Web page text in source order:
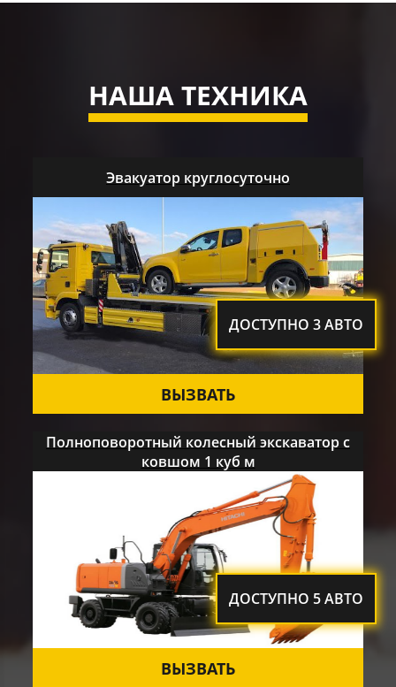
НАША ТЕХНИКА
ДОСТУПНО 3 АВТО
Эвакуатор круглосуточно
ВЫЗВАТЬ
ДОСТУПНО 5 АВТО
Полноповоротный колесный экскаватор с
ковшом 1 куб м
ВЫЗВАТЬ